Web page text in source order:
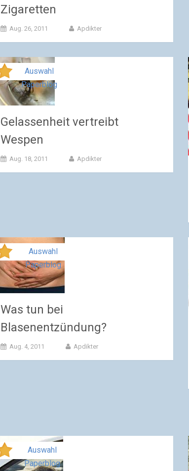
Zigaretten
Aug. 26, 2011 Apdikter
Auswahl
Paperblog
Gelassenheit vertreibt
Wespen
Aug. 18, 2011 Apdikter
Auswahl
Paperblog
Was tun bei
Blasenentzündung?
Aug. 4, 2011 Apdikter
Auswahl
Paperblog